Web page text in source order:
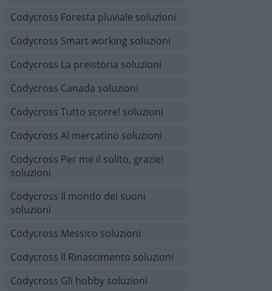
Codycross Foresta pluviale soluzioni
Codycross Smart working soluzioni
Codycross La preistoria soluzioni
Codycross Canada soluzioni
Codycross Tutto scorre! soluzioni
Codycross Al mercatino soluzioni
Codycross Per me il solito, grazie!
soluzioni
Codycross Il mondo dei suoni
soluzioni
Codycross Messico soluzioni
Codycross Il Rinascimento soluzioni
Codycross Gli hobby soluzioni